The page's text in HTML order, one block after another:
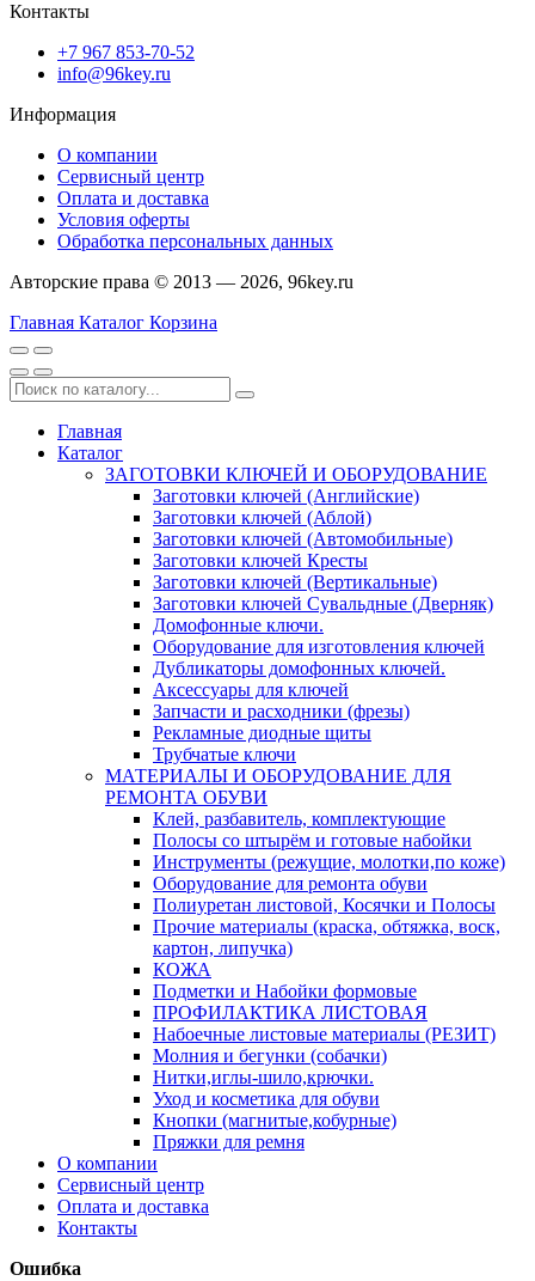
Контакты
+7 967 853-70-52
info@96key.ru
Информация
О компании
Сервисный центр
Оплата и доставка
Условия оферты
Обработка персональных данных
Авторские права © 2013 — 2026, 96key.ru
Главная Каталог Корзина
Главная
Каталог
ЗАГОТОВКИ КЛЮЧЕЙ И ОБОРУДОВАНИЕ
Заготовки ключей (Английские)
Заготовки ключей (Аблой)
Заготовки ключей (Автомобильные)
Заготовки ключей Кресты
Заготовки ключей (Вертикальные)
Заготовки ключей Сувальдные (Дверняк)
Домофонные ключи.
Оборудование для изготовления ключей
Дубликаторы домофонных ключей.
Аксессуары для ключей
Запчасти и расходники (фрезы)
Рекламные диодные щиты
Трубчатые ключи
МАТЕРИАЛЫ И ОБОРУДОВАНИЕ ДЛЯ
РЕМОНТА ОБУВИ
Клей, разбавитель, комплектующие
Полосы со штырём и готовые набойки
Инструменты (режущие, молотки,по коже)
Оборудование для ремонта обуви
Полиуретан листовой, Косячки и Полосы
Прочие материалы (краска, обтяжка, воск,
картон, липучка)
КОЖА
Подметки и Набойки формовые
ПРОФИЛАКТИКА ЛИСТОВАЯ
Набоечные листовые материалы (РЕЗИТ)
Молния и бегунки (собачки)
Нитки,иглы-шило,крючки.
Уход и косметика для обуви
Кнопки (магнитые,кобурные)
Пряжки для ремня
О компании
Сервисный центр
Оплата и доставка
Контакты
Ошибка